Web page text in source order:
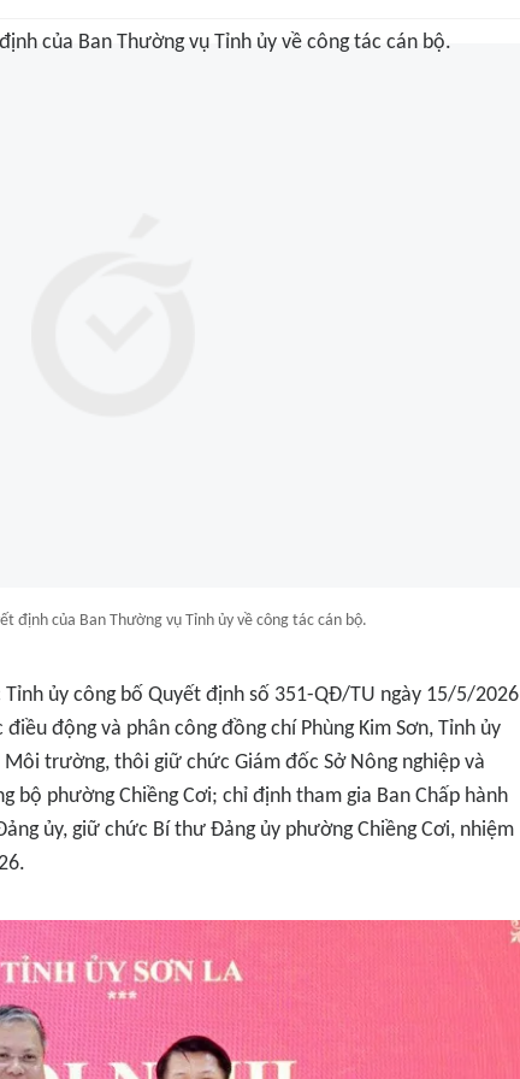
định của Ban Thường vụ Tỉnh ủy về công tác cán bộ.
Tỉnh ủy công bố Quyết định số 351-QĐ/TU ngày 15/5/2026
động và phân công đồng chí Phùng Kim Sơn, Tỉnh ủy
trường, thôi giữ chức Giám đốc Sở Nông nghiệp và
bộ phường Chiềng Cơi; chỉ định tham gia Ban Chấp hành
ủy, giữ chức Bí thư Đảng ủy phường Chiềng Cơi, nhiệm